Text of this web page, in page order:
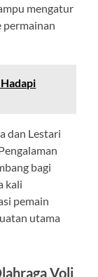
mengatur
permainan
dan Lestari
bagi
kali
pemain
utama
Voli